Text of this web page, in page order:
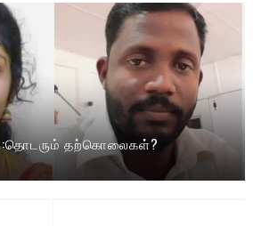
தற்கொலைகள்?